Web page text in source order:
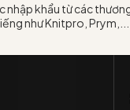
nhập khẩu từ các
như Knitpro, Prym,...